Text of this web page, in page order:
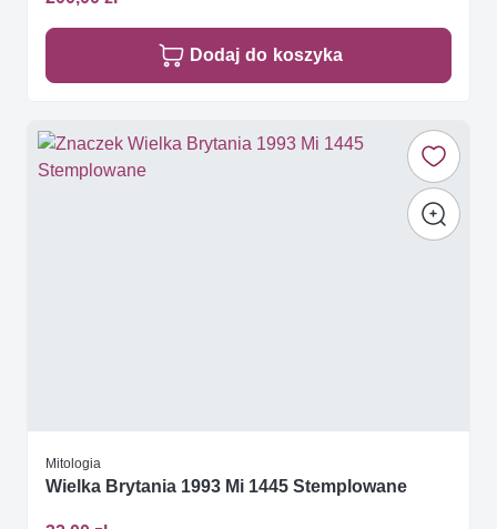
Dodaj do koszyka
Mitologia
Wielka Brytania 1993 Mi 1445 Stemplowane